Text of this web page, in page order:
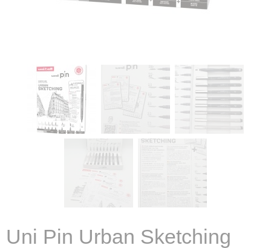
Uni Pin Urban Sketching